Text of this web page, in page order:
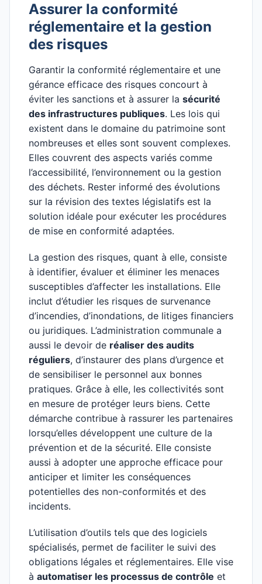
Assurer la conformité
réglementaire et la gestion
des risques
Garantir la conformité réglementaire et une
gérance efficace des risques concourt à
éviter les sanctions et à assurer la sécurité
des infrastructures publiques. Les lois qui
existent dans le domaine du patrimoine sont
nombreuses et elles sont souvent complexes.
Elles couvrent des aspects variés comme
l’accessibilité, l’environnement ou la gestion
des déchets. Rester informé des évolutions
sur la révision des textes législatifs est la
solution idéale pour exécuter les procédures
de mise en conformité adaptées.
La gestion des risques, quant à elle, consiste
à identifier, évaluer et éliminer les menaces
susceptibles d’affecter les installations. Elle
inclut d’étudier les risques de survenance
d’incendies, d’inondations, de litiges financiers
ou juridiques. L’administration communale a
aussi le devoir de réaliser des audits
réguliers, d’instaurer des plans d’urgence et
de sensibiliser le personnel aux bonnes
pratiques. Grâce à elle, les collectivités sont
en mesure de protéger leurs biens. Cette
démarche contribue à rassurer les partenaires
lorsqu’elles développent une culture de la
prévention et de la sécurité. Elle consiste
aussi à adopter une approche efficace pour
anticiper et limiter les conséquences
potentielles des non-conformités et des
incidents.
L’utilisation d’outils tels que des logiciels
spécialisés, permet de faciliter le suivi des
obligations légales et réglementaires. Elle vise
à automatiser les processus de contrôle et